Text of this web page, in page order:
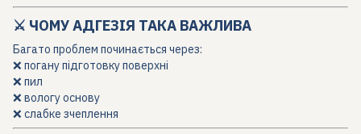
⚔️ ЧОМУ АДГЕЗІЯ ТАКА ВАЖЛИВА
Багато проблем починається через:
❌ погану підготовку поверхні
❌ пил
❌ вологу основу
❌ слабке зчеплення